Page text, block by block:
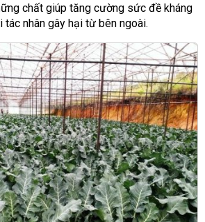
chất giúp tăng cường sức đề kháng
tác nhân gây hại từ bên ngoài.